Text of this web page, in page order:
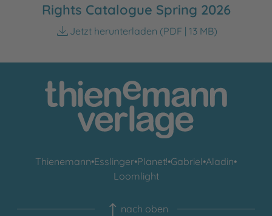
Rights Catalogue Spring 2026
Jetzt herunterladen (PDF | 13 MB)
Thienemann•Esslinger•Planet!•Gabriel•Aladin•
Loomlight
nach oben